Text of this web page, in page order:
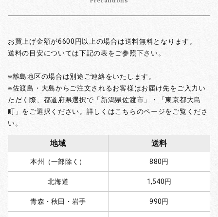
お買上げ金額が6600円以上の場合は送料無料となります。
送料の目安については下記の表をご参照下さい。
※離島地区の場合は別途ご連絡をいたします。
※佐渡島・大島からご注文されるお客様はお届け先をご入力い
ただく際、都道府県選択で「新潟県佐渡市」・「東京都大島
町」をご選択ください。詳しくはこちらのページをご覧くださ
い。
地域 送料
本州（一部除く） 880円
北海道 1,540円
青森・秋田・岩手 990円